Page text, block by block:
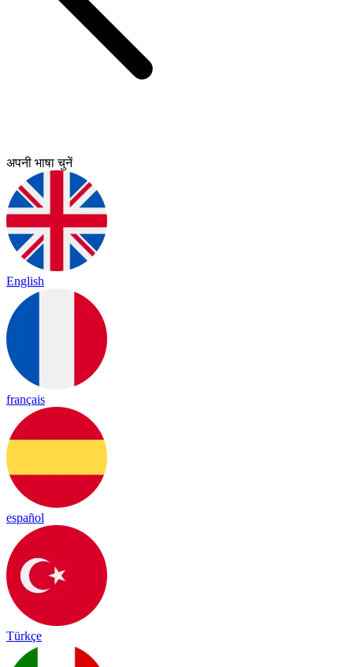
अपनी भाषा चुनें
English
français
español
Türkçe